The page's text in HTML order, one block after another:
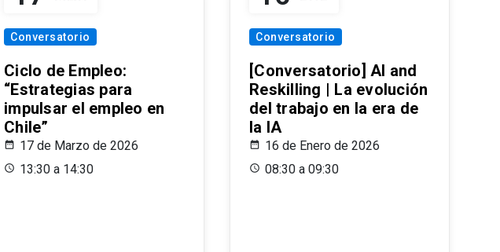
Conversatorio
Ciclo de Empleo:
“Estrategias para
impulsar el empleo en
Chile”
17 de Marzo de 2026
13:30 a 14:30
Conversatorio
[Conversatorio] AI and
Reskilling | La evolución
del trabajo en la era de
la IA
16 de Enero de 2026
08:30 a 09:30